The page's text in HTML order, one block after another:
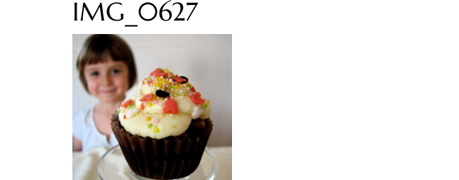
IMG_0627